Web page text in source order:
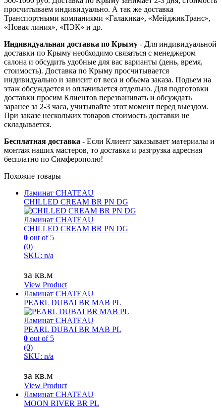
просчитываем индивидуально. А так же доставка
Транспортными компаниями «Галакика», «МейджикТранс»,
«Новая линия», «ПЭК» и др.
Индивидуальная доставка по Крыму - Для индивидуальной
доставки по Крыму необходимо связаться с менеджером
салона и обсудить удобные для вас варианты (день, время,
стоимость). Доставка по Крыму просчитывается
индивидуально и зависит от веса и обьема заказа. Подьем на
этаж обсуждается и оплачивается отдельно. Для подготовки
доставки просим Клиентов перезванивать и обсуждать
заранее за 2-3 часа, учитывайте этот момент перед выездом.
При заказе нескольких товаров стоимость доставки не
складывается.
Бесплатная доставка - Если Клиент заказывает материалы и
монтаж наших мастеров, то доставка и разгрузка адресная
бесплатно по Симферополю!
Похожие товары
Ламинат CHATEAU
CHILLED CREAM BR PN DG
Ламинат CHATEAU
CHILLED CREAM BR PN DG
0 out of 5
(0)
SKU: n/a
за кв.м
View Product
Ламинат CHATEAU
PEARL DUBAI BR MAB PL
Ламинат CHATEAU
PEARL DUBAI BR MAB PL
0 out of 5
(0)
SKU: n/a
за кв.м
View Product
Ламинат CHATEAU
MOON RIVER BR PL